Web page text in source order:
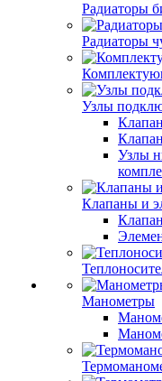
Радиаторы
Радиаторы
Узлы
Узлы
Клапаны и
Манометры